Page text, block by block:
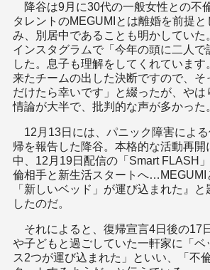
降谷は9月に30代の一般女性との不
タレントのMEGUMIとは離婚を前提
み、別居中であることも明かしていた
インスタグラムで「今年の頭に二人で
した。息子も理解をしてくれていま
来たチームの出した決断ですので、そ
だけたら幸いです」と綴ったが、やは
情論が大半で、批判的な声が多かった
12月13日には、パニック障害によ
帰を報告した降谷。本格的な活動再開
中、12月19日配信の「Smart FLASH
倫相手と新生活スタートへ…MEGUMI
「新しいベッド」が運び込まれた』
したのだ。
それによると、復帰宣言4日後の17
や子どもと過ごしていた一軒家に「ベ
ス2つが運び込まれた」といい、「不